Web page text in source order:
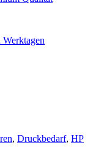
Werktagen
, Druckbedarf, HP